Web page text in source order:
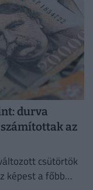
durva
az
csütörtök
képest a főbb